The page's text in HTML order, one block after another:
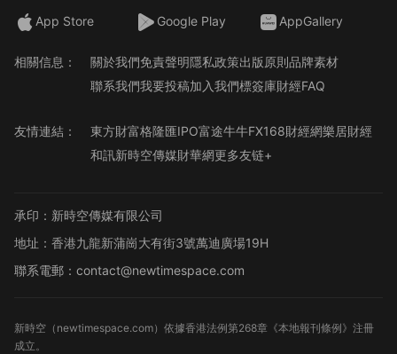
App Store Google Play AppGallery
相關信息： 關於我們免責聲明隱私政策出版原則品牌素材
聯系我們我要投稿加入我們標簽庫財經FAQ
友情連結： 東方財富格隆匯IPO富途牛牛FX168財經網樂居財經
和訊新時空傳媒財華網更多友链+
承印：新時空傳媒有限公司
地址：香港九龍新蒲崗大有街3號萬迪廣場19H
聯系電郵：contact@newtimespace.com
新時空（ newtimespace.com）依據香港法例第268章《本地報刊條例》注冊
成立。